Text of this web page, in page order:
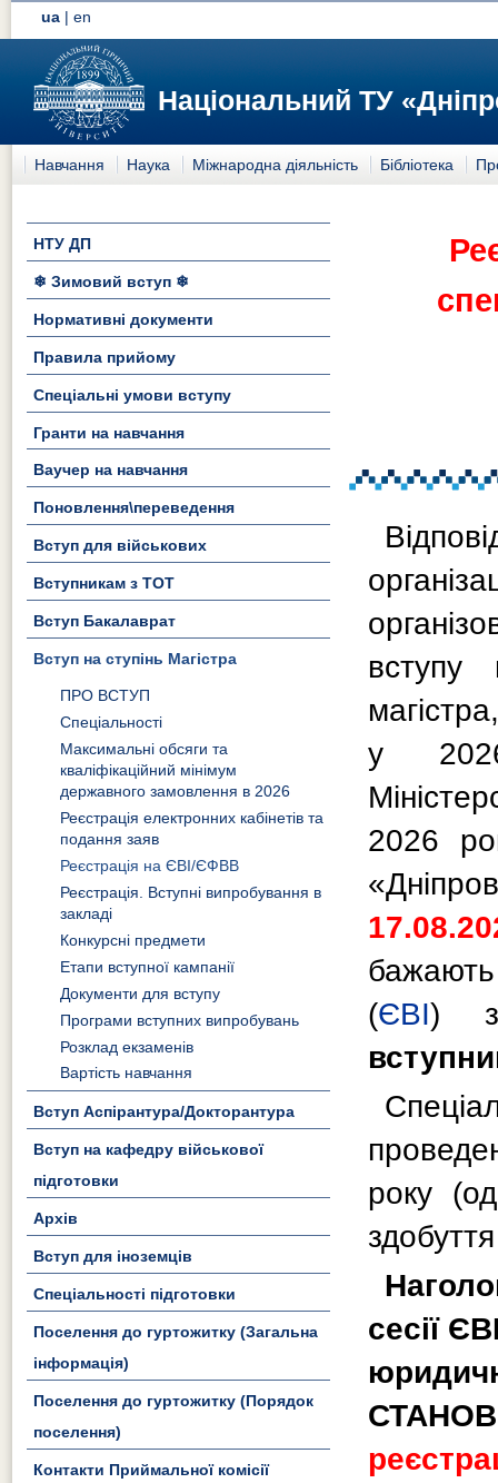
ua |en
Національний ТУ
Навчання Наука Міжнародна діяльність Бібліотека
НТУ ДП
❄ Зимовий вступ ❄
Нормативні документи
Правила прийому
Спеціальні умови вступу
Гранти на навчання
Ваучер на навчання
Поновлення\переведення
Вступ для військових
Вступникам з ТОТ
Вступ Бакалаврат
Вступ на ступінь Магістра
ПРО ВСТУП
Спеціальності
Максимальні обсяги та
кваліфікаційний мінімум
державного замовлення в 2026
Реєстрація електронних кабінетів та
подання заяв
Реєстрація на ЄВІ/ЄФВВ
Реєстрація. Вступні випробування в
закладі
Конкурсні предмети
Етапи вступної кампанії
Документи для вступу
Програми вступних випробувань
Розклад екзаменів
Вартість навчання
Вступ Аспірантура/Докторантура
Вступ на кафедру військової
підготовки
Архів
Вступ для іноземців
Спеціальності підготовки
Поселення до гуртожитку (Загальна
інформація)
Поселення до гуртожитку (Порядок
поселення)
Контакти Приймальної комісії
вступу
у
2026
бажають
(ЄВІ)
року
сесії